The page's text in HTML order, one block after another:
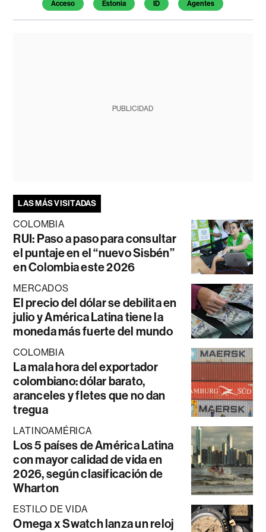
Acceso Estonia ID Agentes
PUBLICIDAD
LAS MÁS VISITADAS
COLOMBIA
RUI: Paso a paso para consultar
el puntaje en el “nuevo Sisbén”
en Colombia este 2026
MERCADOS
El precio del dólar se debilita en
julio y América Latina tiene la
moneda más fuerte del mundo
COLOMBIA
La mala hora del exportador
colombiano: dólar barato,
aranceles y fletes que no dan
tregua
LATINOAMÉRICA
Los 5 países de América Latina
con mayor calidad de vida en
2026, según clasificación de
Wharton
ESTILO DE VIDA
Omega x Swatch lanza un reloj